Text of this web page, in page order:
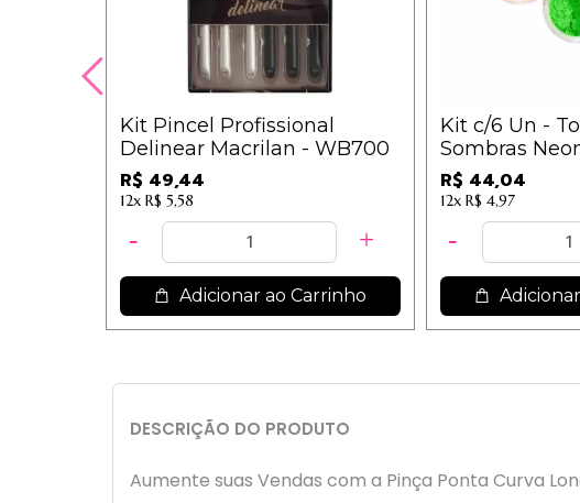
Kit Pincel Profissional
Delinear Macrilan - WB700
R$ 49,44
12x R$ 5,58
Adicionar ao Carrinho
Kit c/6 Un -
Sombras
R$ 44,04
12x R$ 4,97
DESCRIÇÃO DO PRODUTO
Aumente suas Vendas com a Pinça Ponta Curva